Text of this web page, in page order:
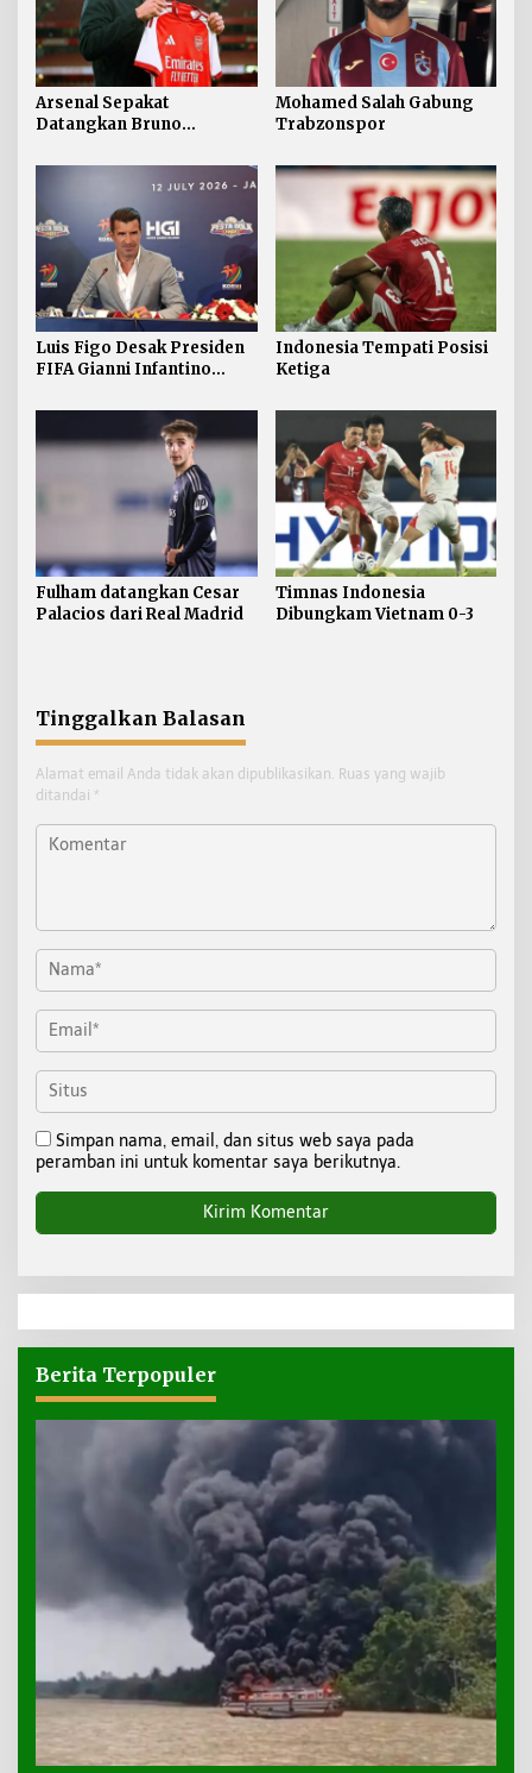
Arsenal Sepakat
Datangkan Bruno
Mohamed Salah Gabung
Trabzonspor
Luis Figo Desak Presiden
FIFA Gianni Infantino
Indonesia Tempati Posisi
Ketiga
Fulham datangkan Cesar
Palacios dari Real Madrid
Timnas Indonesia
Dibungkam Vietnam 0-3
Tinggalkan Balasan
Alamat email Anda tidak akan dipublikasikan. Ruas yang wajib
ditandai *
Simpan nama, email, dan situs web saya pada
peramban ini untuk komentar saya berikutnya.
Berita Terpopuler